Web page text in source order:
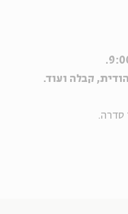
קבלה ועוד.